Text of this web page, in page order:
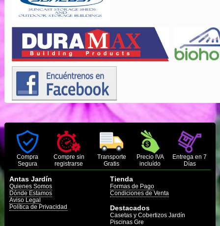
Compra
Segura
Compre sin
registrarse
Transporte
Gratis
Precio IVA
incluído
Entrega en 7
Días
Antas Jardín
Quienes Somos
Dónde Estamos
Aviso Legal
Política de Privacidad
Tienda
Formas de Pago
Condiciones de Venta
Destacados
Casetas y Cobertizos Jardín
Piscinas Gre